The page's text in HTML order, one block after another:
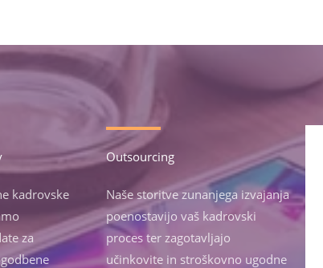
kadrovske
za
Outsourcing
Naše storitve zunanjega izvajanja
poenostavijo vaš kadrovski
proces ter zagotavljajo
učinkovite in stroškovno ugodne